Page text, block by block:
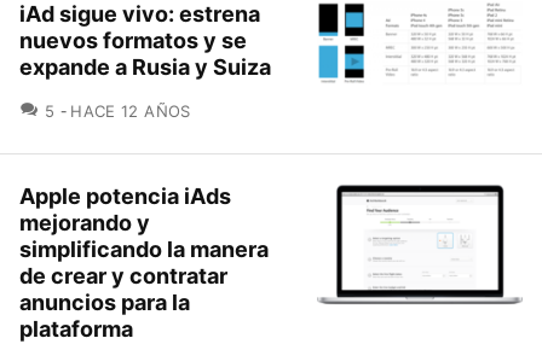
iAd sigue vivo: estrena
nuevos formatos y se
expande a Rusia y Suiza
5 COMENTARIOS
HACE 12 AÑOS
Apple potencia iAds
mejorando y
simplificando la manera
de crear y contratar
anuncios para la
plataforma